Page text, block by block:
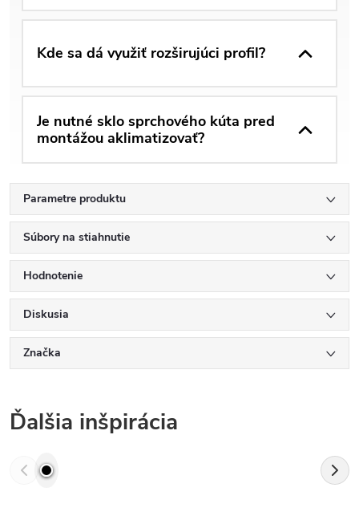
Kde sa dá využiť rozširujúci profil?
Je nutné sklo sprchového kúta pred
montážou aklimatizovať?
Parametre produktu
Súbory na stiahnutie
Hodnotenie
Diskusia
Značka
Ďalšia inšpirácia